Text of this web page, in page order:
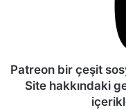
Patreon bir çeşit
Site hakkındaki